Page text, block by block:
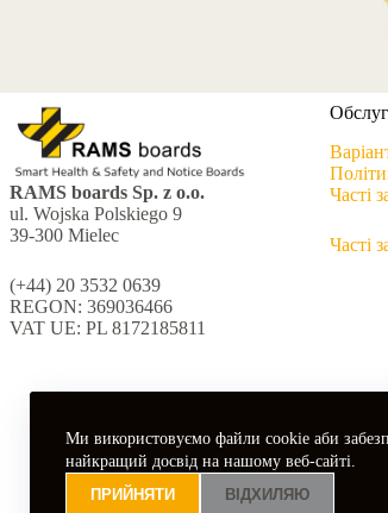
Ми використовуємо файли cookie аби
найкращий досвід на нашому веб-сайті.
ПРИЙНЯТИ ВІДХИЛЯЮ
RAMS boards Sp. z o.o.
ul. Wojska Polskiego 9
39-300 Mielec
(+44) 20 3532 0639
REGON: 369036466
VAT UE: PL 8172185811
Часті
Часті